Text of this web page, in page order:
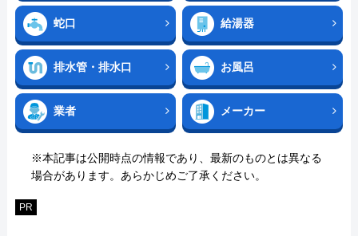
蛇口 給湯器
排水管・排水口 お風呂
業者 メーカー
※本記事は公開時点の情報であり、最新のものとは異なる
場合があります。あらかじめご了承ください。
PR